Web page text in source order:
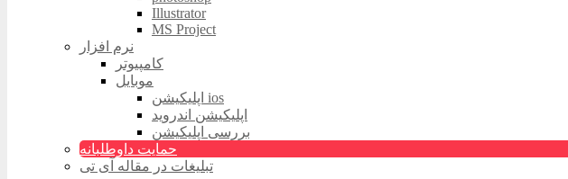
Illustrator
MS Project
نرم افزار
کامپیوتر
موبایل
اپلیکیشن ios
اپلیکیشن اندروید
بررسی اپلیکیشن
حمایت داوطلبانه
تبلیغات در مقاله آی تی